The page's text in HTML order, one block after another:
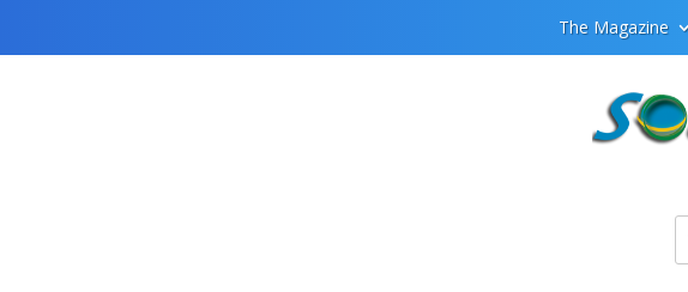
The Magazine